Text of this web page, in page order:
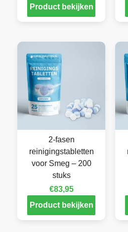
Product bekijken
2-fasen
reinigingstabletten
voor Smeg – 200
stuks
€83,95
Product bekijken